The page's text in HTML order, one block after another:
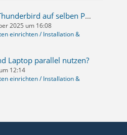
Nach Neuinstallation Thunderbird auf selben PC, kein Login bei Yahoo möglich
2025 um 16:08
einrichten / Installation &
Laptop parallel nutzen?
12:14
einrichten / Installation &